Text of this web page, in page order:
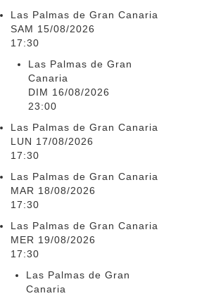
Las Palmas de Gran Canaria
SAM 15/08/2026
17:30
Las Palmas de Gran
Canaria
DIM 16/08/2026
23:00
Las Palmas de Gran Canaria
LUN 17/08/2026
17:30
Las Palmas de Gran Canaria
MAR 18/08/2026
17:30
Las Palmas de Gran Canaria
MER 19/08/2026
17:30
Las Palmas de Gran
Canaria